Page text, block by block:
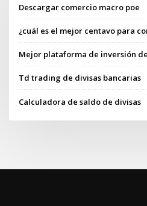
Descargar comercio macro poe
¿cuál es el mejor centavo para
Mejor plataforma de inversión
Td trading de divisas bancarias
Calculadora de saldo de divisas